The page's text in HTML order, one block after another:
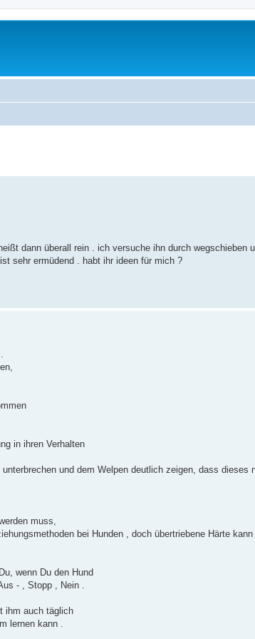
dann überall rein . ich versuche ihn durch wegschieben
sehr ermüdend . habt ihr ideen für mich ?
in ihren Verhalten
und dem Welpen deutlich zeigen, dass dieses
muss,
bei Hunden , doch übertriebene Härte
wenn Du den Hund
- , Stopp , Nein .
ihm auch täglich
lernen kann .